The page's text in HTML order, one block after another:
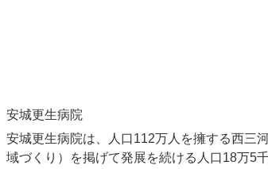
安城更生病院
安城更生病院は、人口112万人を擁する西三
域づくり）を掲げて発展を続ける人口18万5